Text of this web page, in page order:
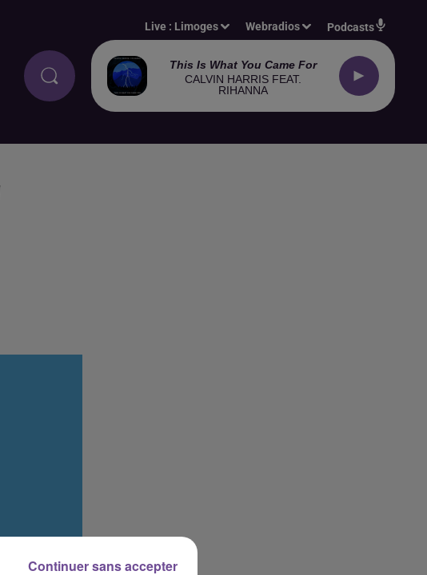
Live : Limoges Webradios Podcasts
This Is What You Came For
CALVIN HARRIS FEAT.
RIHANNA
Continuer sans accepter